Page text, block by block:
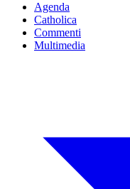
Agenda
Catholica
Commenti
Multimedia